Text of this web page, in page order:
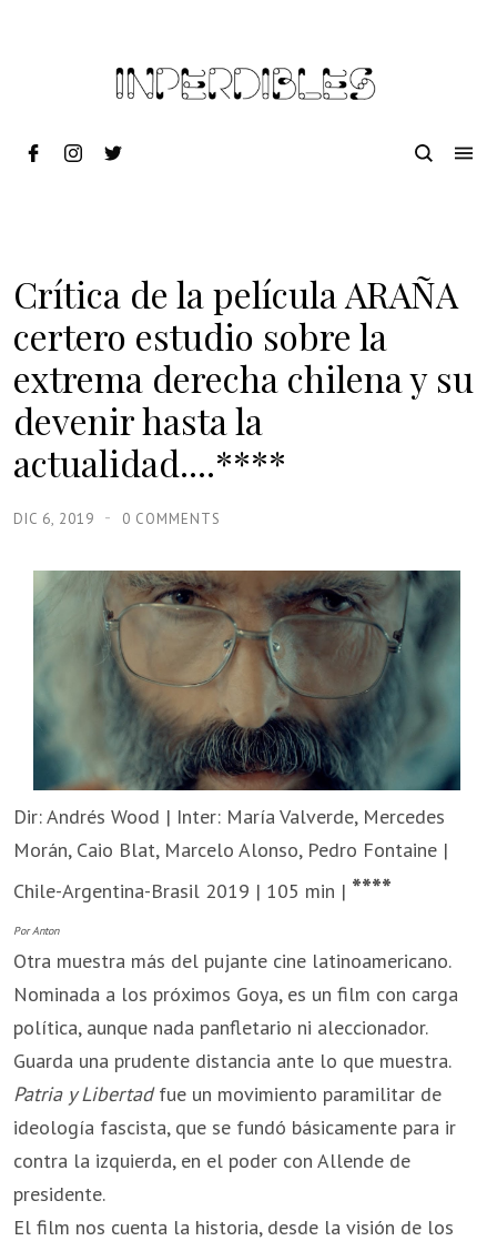
Crítica de la película ARAÑA
certero estudio sobre la
extrema derecha chilena y su
devenir hasta la
actualidad....****
DIC 6, 2019 0 COMMENTS
Dir: Andrés Wood | Inter: María Valverde, Mercedes
Morán, Caio Blat, Marcelo Alonso, Pedro Fontaine |
Chile-Argentina-Brasil 2019 | 105 min | ****
Por Anton
Otra muestra más del pujante cine latinoamericano.
Nominada a los próximos Goya, es un film con carga
política, aunque nada panfletario ni aleccionador.
Guarda una prudente distancia ante lo que muestra.
Patria y Libertadfue un movimiento paramilitar de
ideología fascista, que se fundó básicamente para ir
contra la izquierda, en el poder con Allende de
presidente.
El film nos cuenta la historia, desde la visión de los